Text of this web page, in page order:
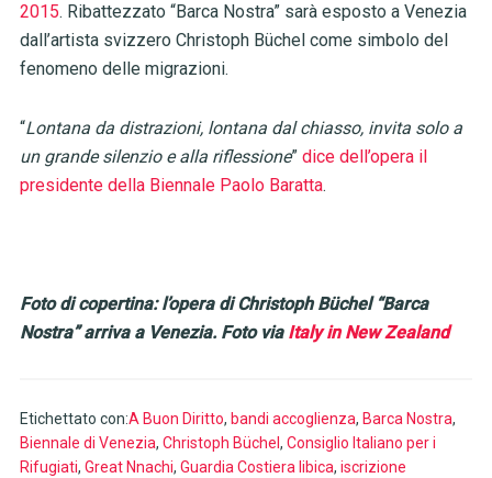
2015. Ribattezzato “Barca Nostra” sarà esposto a Venezia
dall’artista svizzero Christoph Büchel come simbolo del
fenomeno delle migrazioni.
“Lontana da distrazioni, lontana dal chiasso, invita solo a
un grande silenzio e alla riflessione” dice dell’opera il
presidente della Biennale Paolo Baratta.
Foto di copertina: l’opera di Christoph Büchel “Barca
Nostra” arriva a Venezia. Foto via Italy in New Zealand
Etichettato con:A Buon Diritto, bandi accoglienza, Barca Nostra,
Biennale di Venezia, Christoph Büchel , Consiglio Italiano per i
Rifugiati, Great Nnachi, Guardia Costiera libica, iscrizione